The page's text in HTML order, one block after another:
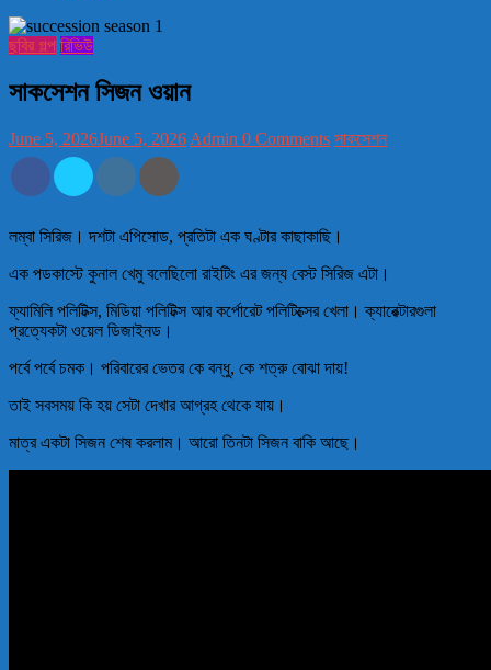
ছবির গল্প রিভিউ
সাকসেশন সিজন ওয়ান
June 5, 2026June 5, 2026 Admin 0 Comments সাকসেশন
লম্বা সিরিজ। দশটা এপিসোড, প্রতিটা এক ঘণ্টার কাছাকাছি।
এক পডকাস্টে কুনাল খেমু বলেছিলো রাইটিং এর জন্য বেস্ট সিরিজ এটা।
ফ্যামিলি পলিটিক্স, মিডিয়া পলিটিক্স আর কর্পোরেট পলিটিক্সের খেলা। ক্যারেক্টারগুলা
প্রত্যেকটা ওয়েল ডিজাইনড।
পর্বে পর্বে চমক। পরিবারের ভেতর কে বন্ধু, কে শত্রু বোঝা দায়!
তাই সবসময় কি হয় সেটা দেখার আগ্রহ থেকে যায়।
মাত্র একটা সিজন শেষ করলাম। আরো তিনটা সিজন বাকি আছে।